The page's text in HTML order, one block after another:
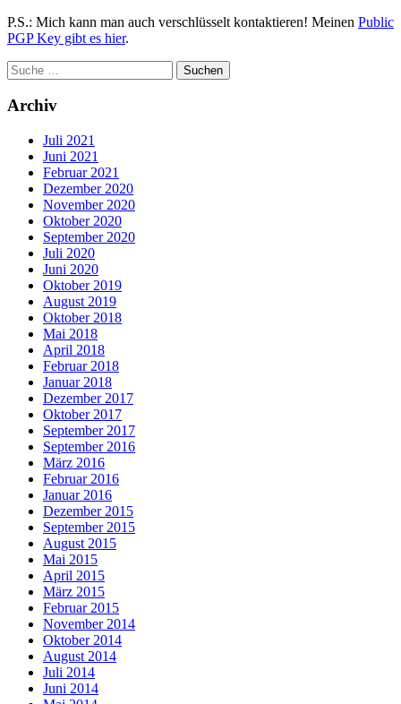
P.S.: Mich kann man auch verschlüsselt kontaktieren! Meinen Public
PGP Key gibt es hier.
Archiv
Juli 2021
Juni 2021
Februar 2021
Dezember 2020
November 2020
Oktober 2020
September 2020
Juli 2020
Juni 2020
Oktober 2019
August 2019
Oktober 2018
Mai 2018
April 2018
Februar 2018
Januar 2018
Dezember 2017
Oktober 2017
September 2017
September 2016
März 2016
Februar 2016
Januar 2016
Dezember 2015
September 2015
August 2015
Mai 2015
April 2015
März 2015
Februar 2015
November 2014
Oktober 2014
August 2014
Juli 2014
Juni 2014